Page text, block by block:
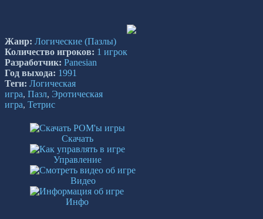
Жанр: Логические (Пазлы)
Количество игроков: 1 игрок
Разработчик: Panesian
Год выхода: 1991
Теги: Логическая
игра, Пазл, Эротическая
игра, Тетрис
Скачать
Управление
Видео
Инфо